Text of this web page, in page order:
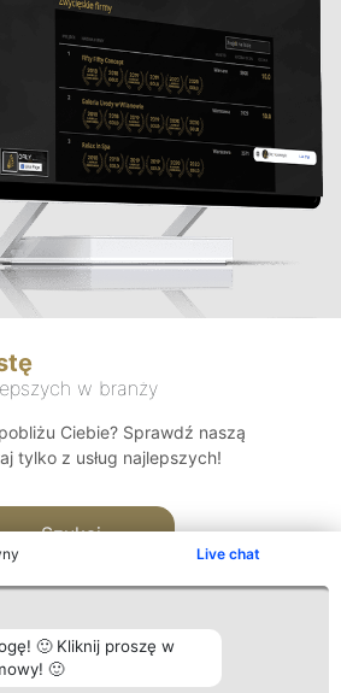
Live chat
🙂 Kliknij proszę w
🙂
w branży
Ciebie? Sprawdź naszą
tylko z usług najlepszych!
Szukaj